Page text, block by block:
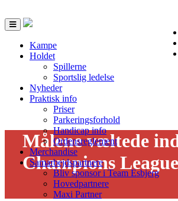
Toggle
navigation
Kampe
Holdet
Spillerne
Sportslig ledelse
Nyheder
Praktisk info
Priser
Parkeringsforhold
Handicap info
Ordensreglement
Merchandise
Samarbejdspartnere
Bliv sponsor i Team Esbjerg
Hovedpartnere
Maxi Partner
Målene væltede
Champions